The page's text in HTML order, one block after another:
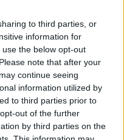
to third parties, or
information for
the below opt-out
note that after your
continue seeing
information utilized by
to third parties prior to
out of the further
by third parties on the
az iPhone 16 alapmodell
is.
Turbo 4 Pro
4-et, és hamarosan